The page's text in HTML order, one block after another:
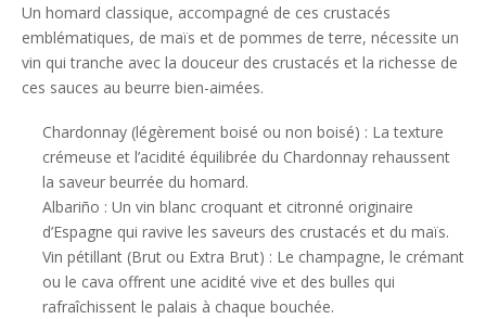
Un homard classique, accompagné de ces crustacés
emblématiques, de maïs et de pommes de terre, nécessite un
vin qui tranche avec la douceur des crustacés et la richesse de
ces sauces au beurre bien-aimées.
Chardonnay (légèrement boisé ou non boisé) : La texture
crémeuse et l’acidité équilibrée du Chardonnay rehaussent
la saveur beurrée du homard.
Albariño : Un vin blanc croquant et citronné originaire
d’Espagne qui ravive les saveurs des crustacés et du maïs.
Vin pétillant (Brut ou Extra Brut) : Le champagne, le crémant
ou le cava offrent une acidité vive et des bulles qui
rafraîchissent le palais à chaque bouchée.